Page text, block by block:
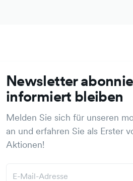
Newsletter
informiert bleiben
Melden Sie sich für unseren
an und erfahren Sie als Erster
Aktionen!